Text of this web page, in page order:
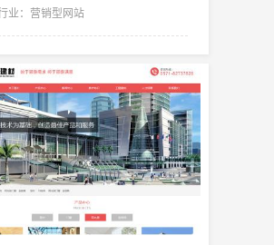
业：营销型网站